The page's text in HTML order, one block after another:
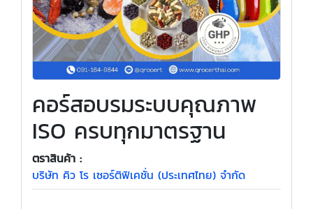
คอร์สอบรมระบบคุณภาพ
ISO ครบทุกมาตรฐาน
ตราสินค้า :
บริษัท คิว โร เซอร์ติฟิเคชั่น (ประเทศไทย) จำกัด